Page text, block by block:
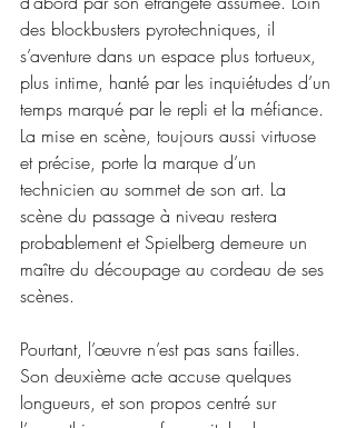
des blockbusters pyrotechniques, il
s’aventure dans un espace plus tortueux,
plus intime, hanté par les inquiétudes d’un
temps marqué par le repli et la méfiance.
La mise en scène, toujours aussi virtuose
et précise, porte la marque d’un
technicien au sommet de son art. La
scène du passage à niveau restera
probablement et Spielberg demeure un
maître du découpage au cordeau de ses
scènes.
Pourtant, l’œuvre n’est pas sans failles.
Son deuxième acte accuse quelques
longueurs, et son propos centré sur